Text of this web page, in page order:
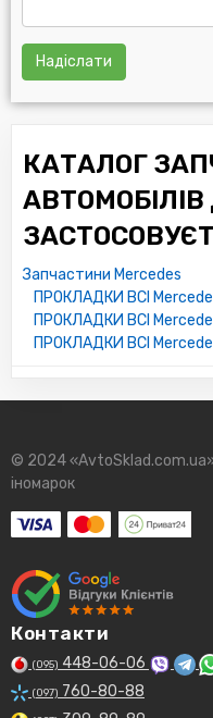
Надіслати
КАТАЛОГ
Запчастини Mercedes
ПРОКЛАДКИ ВСІ
ПРОКЛАДКИ ВСІ
ПРОКЛАДКИ ВСІ
© 2024
іномарок
Контакти
(095) 448-06-06
(097) 760-80-88